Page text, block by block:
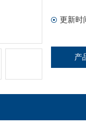
更新时
产